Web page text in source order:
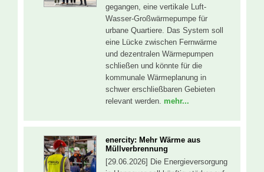
gegangen, eine vertikale Luft-
Wasser-Großwärmepumpe für
urbane Quartiere. Das System soll
eine Lücke zwischen Fernwärme
und dezentralen Wärmepumpen
schließen und könnte für die
kommunale Wärmeplanung in
schwer erschließbaren Gebieten
relevant werden. mehr...
enercity: Mehr Wärme aus
Müllverbrennung
[29.06.2026] Die Energieversorgung